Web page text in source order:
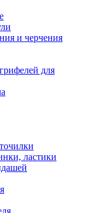
и черчения
для
ластики